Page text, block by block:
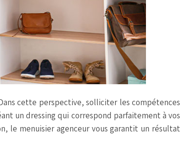
cette perspective, solliciter les compétences
un dressing qui correspond parfaitement à vos
le menuisier agenceur vous garantit un résultat